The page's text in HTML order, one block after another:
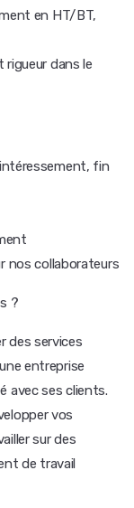
en HT/BT,
dans le
fin
nos collaborateurs
?
des services
entreprise
avec ses clients.
vos
sur des
de travail